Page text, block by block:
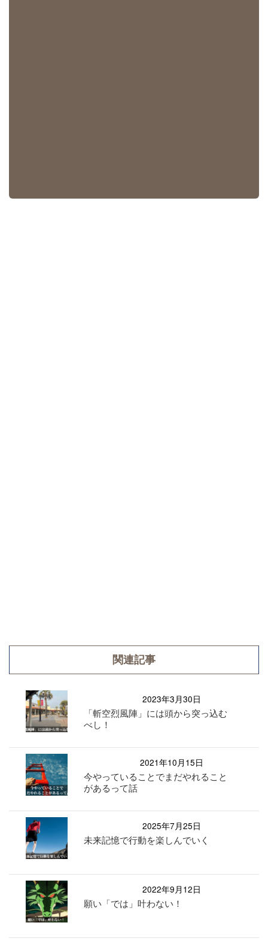
関連記事
2023年3月30日
「斬空烈風陣」には頭から突っ込む
べし！
2021年10月15日
今やっていることでまだやれること
があるって話
2025年7月25日
未来記憶で行動を楽しんでいく
2022年9月12日
願い「では」叶わない！